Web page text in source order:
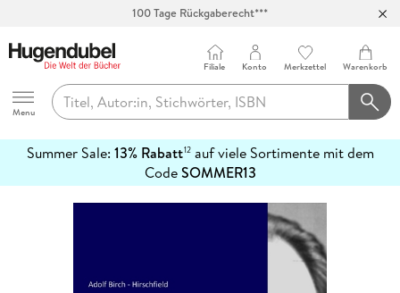
100 Tage Rückgaberecht***
Hugendubel
Menu
Filiale Konto Merkzettel Warenkorb
Summer Sale: 13% Rabatt12auf viele Sortimente mit dem
CodeSOMMER13
erfahren